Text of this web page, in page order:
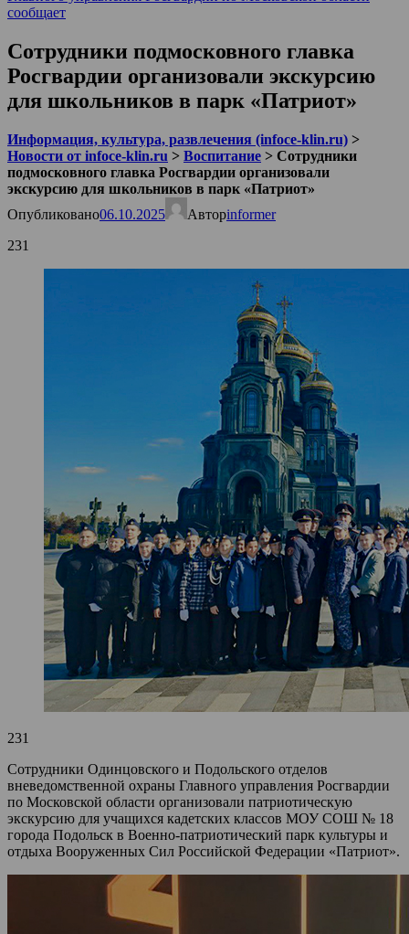
сообщает
Сотрудники подмосковного главка
Росгвардии организовали экскурсию
для школьников в парк «Патриот»
Информация, культура, развлечения (infoce-klin.ru) >
Новости от infoce-klin.ru > Воспитание > Сотрудники
подмосковного главка Росгвардии организовали
экскурсию для школьников в парк «Патриот»
Опубликовано06.10.2025 Авторinformer
231
231
Сотрудники Одинцовского и Подольского отделов
вневедомственной охраны Главного управления Росгвардии
по Московской области организовали патриотическую
экскурсию для учащихся кадетских классов МОУ СОШ № 18
города Подольск в Военно-патриотический парк культуры и
отдыха Вооруженных Сил Российской Федерации «Патриот».